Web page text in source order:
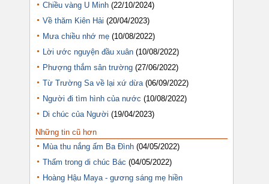
Chiều vàng U Minh (22/10/2024)
Về thăm Kiên Hải (20/04/2023)
Mưa chiều nhớ mẹ (10/08/2022)
Lời ước nguyện đầu xuân (10/08/2022)
Phượng thắm sân trường (27/06/2022)
Từ Trường Sa về lại xứ dừa (06/09/2022)
Người đi tìm hình của nước (10/08/2022)
Di chúc của Người (19/04/2023)
Những tin cũ hơn
Mùa thu nắng ấm Ba Đình (04/05/2022)
Thấm trong di chúc Bác (04/05/2022)
Hoàng Hậu Maya - gương sáng mẹ hiền